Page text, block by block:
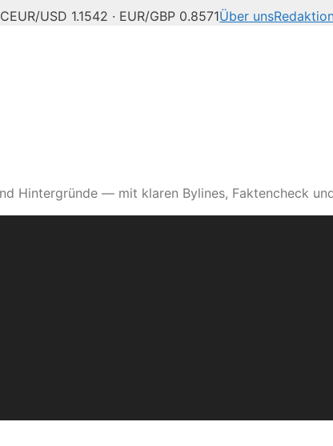
EUR/USD 1.1542 · EUR/GBP 0.8571Über uns
Hintergründe — mit klaren Bylines, Faktencheck